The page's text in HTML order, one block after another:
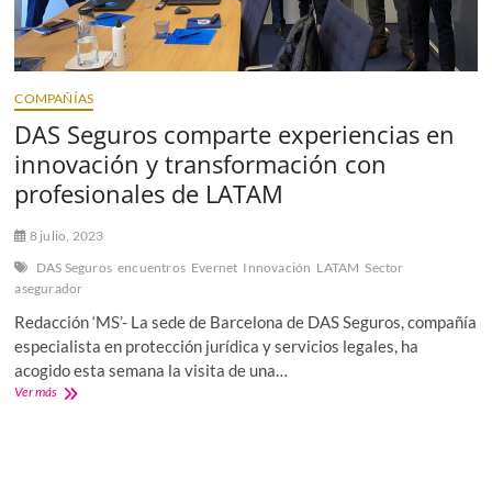
COMPAÑÍAS
DAS Seguros comparte experiencias en
innovación y transformación con
profesionales de LATAM
8 julio, 2023
DAS Seguros encuentros Evernet Innovación LATAM Sector
asegurador
Redacción ‘MS’- La sede de Barcelona de DAS Seguros, compañía
especialista en protección jurídica y servicios legales, ha
acogido esta semana la visita de una…
Ver másDAS